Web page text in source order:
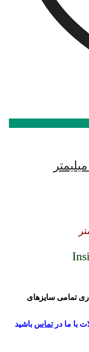
تمامی سایزهای
با ما درتماس باشید